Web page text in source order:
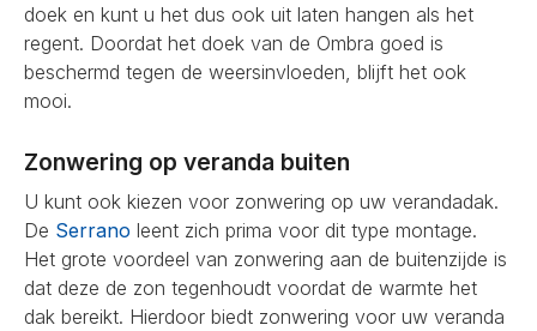
doek en kunt u het dus ook uit laten hangen als het
regent. Doordat het doek van de Ombra goed is
beschermd tegen de weersinvloeden, blijft het ook
mooi.
Zonwering op veranda buiten
U kunt ook kiezen voor zonwering op uw verandadak.
De Serrano leent zich prima voor dit type montage.
Het grote voordeel van zonwering aan de buitenzijde is
dat deze de zon tegenhoudt voordat de warmte het
dak bereikt. Hierdoor biedt zonwering voor uw veranda